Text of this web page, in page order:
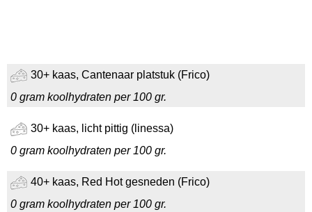
30+ kaas, Cantenaar platstuk (Frico)
0 gram koolhydraten per 100 gr.
30+ kaas, licht pittig (linessa)
0 gram koolhydraten per 100 gr.
40+ kaas, Red Hot gesneden (Frico)
0 gram koolhydraten per 100 gr.